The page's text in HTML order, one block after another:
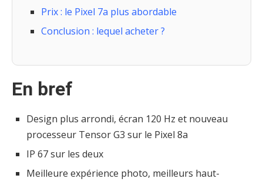
Prix : le Pixel 7a plus abordable
Conclusion : lequel acheter ?
En bref
Design plus arrondi, écran 120 Hz et nouveau
processeur Tensor G3 sur le Pixel 8a
IP 67 sur les deux
Meilleure expérience photo, meilleurs haut-